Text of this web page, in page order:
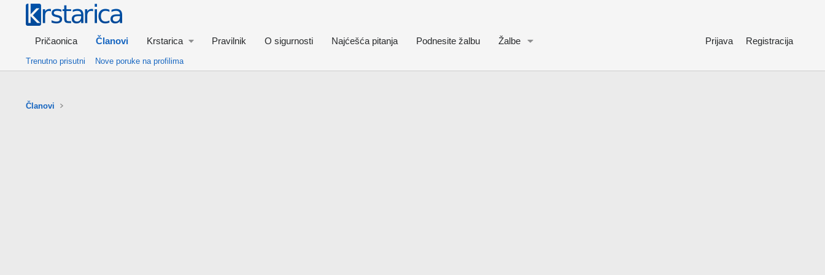
Pričaonica Članovi Krstarica Pravilnik O sigurnosti Najćešća pitanja Podnesite žalbu Žalbe Prijava Registracija
Trenutno prisutni Nove poruke na profilima
Članovi